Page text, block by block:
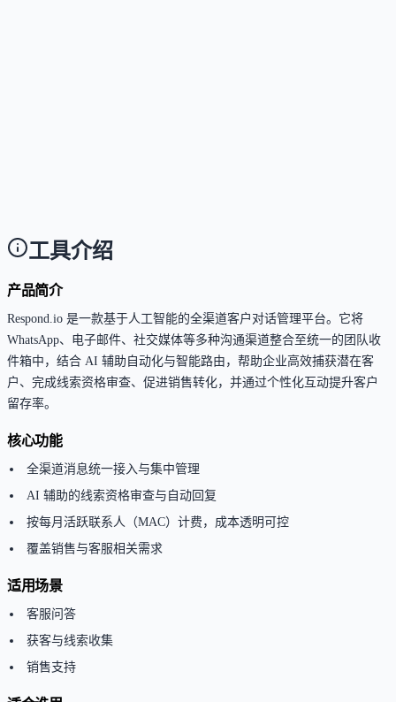
工具介绍
产品简介
Respond.io 是一款基于人工智能的全渠道客户对话管理平台。它将
WhatsApp、电子邮件、社交媒体等多种沟通渠道整合至统一的团队收
件箱中，结合 AI 辅助自动化与智能路由，帮助企业高效捕获潜在客
户、完成线索资格审查、促进销售转化，并通过个性化互动提升客户
留存率。
核心功能
全渠道消息统一接入与集中管理
AI 辅助的线索资格审查与自动回复
按每月活跃联系人（MAC）计费，成本透明可控
覆盖销售与客服相关需求
适用场景
客服问答
获客与线索收集
销售支持